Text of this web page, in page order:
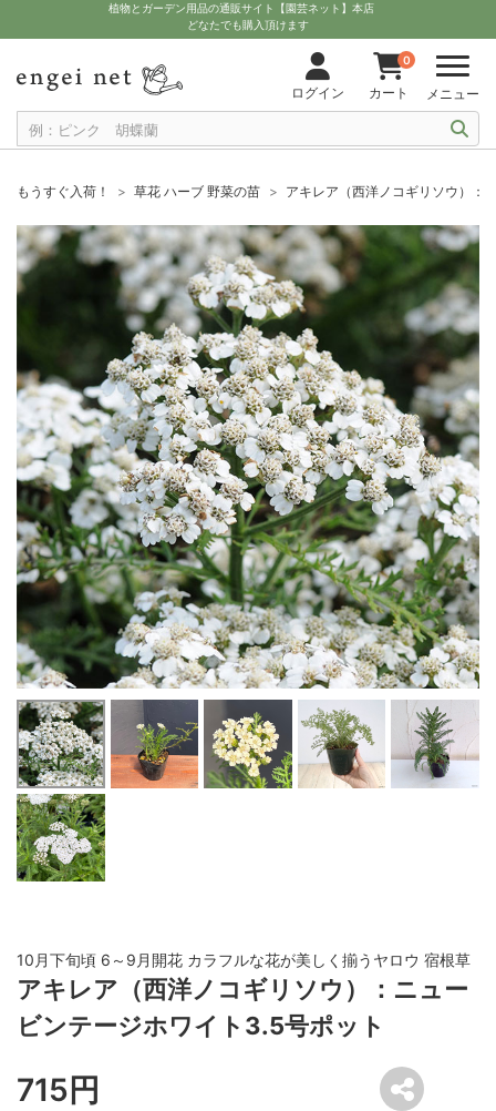
植物とガーデン用品の通販サイト【園芸ネット】本店
どなたでも購入頂けます
ログイン
0
カート メニュー
もうすぐ入荷！ 草花 ハーブ 野菜の苗 アキレア（西洋ノコギリソウ）：
10月下旬頃 6～9月開花 カラフルな花が美しく揃うヤロウ 宿根草
アキレア（西洋ノコギリソウ）：ニュー
ビンテージホワイト3.5号ポット
715円